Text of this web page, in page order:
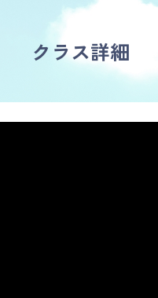
クラス詳細